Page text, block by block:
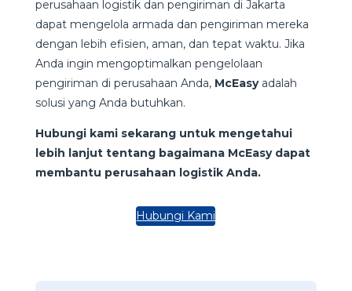
perusahaan logistik dan pengiriman di Jakarta
dapat mengelola armada dan pengiriman mereka
dengan lebih efisien, aman, dan tepat waktu. Jika
Anda ingin mengoptimalkan pengelolaan
pengiriman di perusahaan Anda, McEasyadalah
solusi yang Anda butuhkan.
Hubungi kami sekarang untuk mengetahui
lebih lanjut tentang bagaimana McEasy dapat
membantu perusahaan logistik Anda.
Hubungi Kami